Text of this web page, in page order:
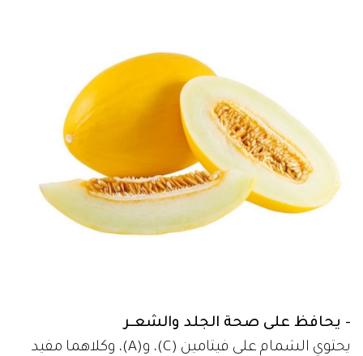
- يحافظ على صحة الجلد والشعـر
يحتوي الشمام على فيتامين (C)، و(A)، وكلاهما مفيد